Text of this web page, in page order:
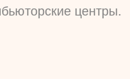
центры.